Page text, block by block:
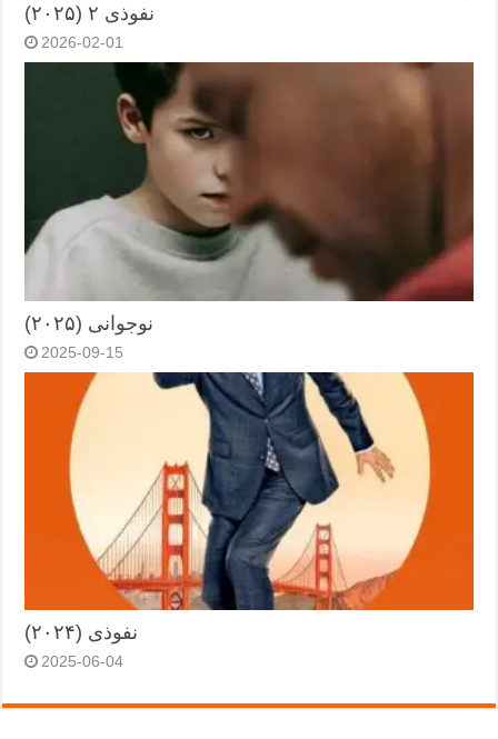
نفوذی ۲ (۲۰۲۵)
2026-02-01
نوجوانی (۲۰۲۵)
2025-09-15
نفوذی (۲۰۲۴)
2025-06-04